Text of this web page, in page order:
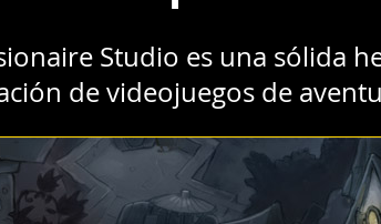
Studio es una sólida
de videojuegos de